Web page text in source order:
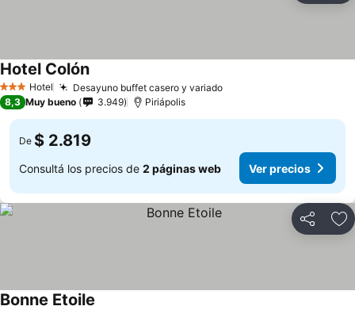
3 Estrellas
Hotel Desayuno buffet casero y variado
Hotel Colón
8,3 Muy bueno 3.949 Piriápolis
De $ 2.819
Consultá los precios de 2 páginas web Ver precios
Compartir
Bonne Etoile